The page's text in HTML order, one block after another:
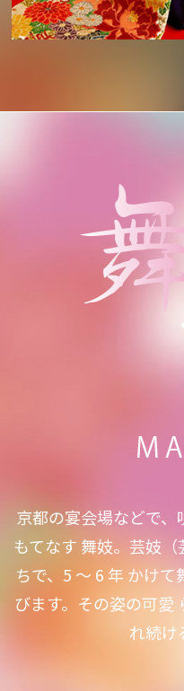
京都の宴会場などで
もてなす 舞妓。芸妓
ちで、5 ～ 6 年 かけ
びます。その姿の可愛
れ続け